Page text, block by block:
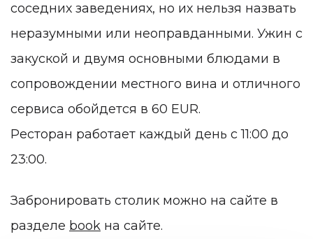
соседних заведениях, но их нельзя назвать
неразумными или неоправданными. Ужин с
закуской и двумя основными блюдами в
сопровождении местного вина и отличного
сервиса обойдется в 60 EUR.
Ресторан работает каждый день с 11:00 до
23:00.
Забронировать столик можно на сайте в
разделе book на сайте.